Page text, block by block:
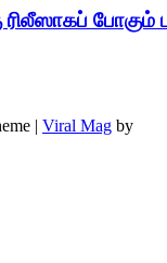
ரிலீஸாகப் போகும்
| Viral Mag by